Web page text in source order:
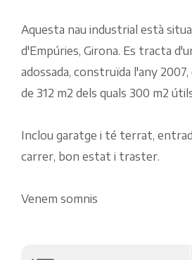
Aquesta nau industrial està
d'Empúries, Girona. Es tracta
adossada, construïda l'any 2007,
de 312 m2 dels quals 300 m2
Inclou garatge i té terrat,
carrer, bon estat i traster.
Venem somnis